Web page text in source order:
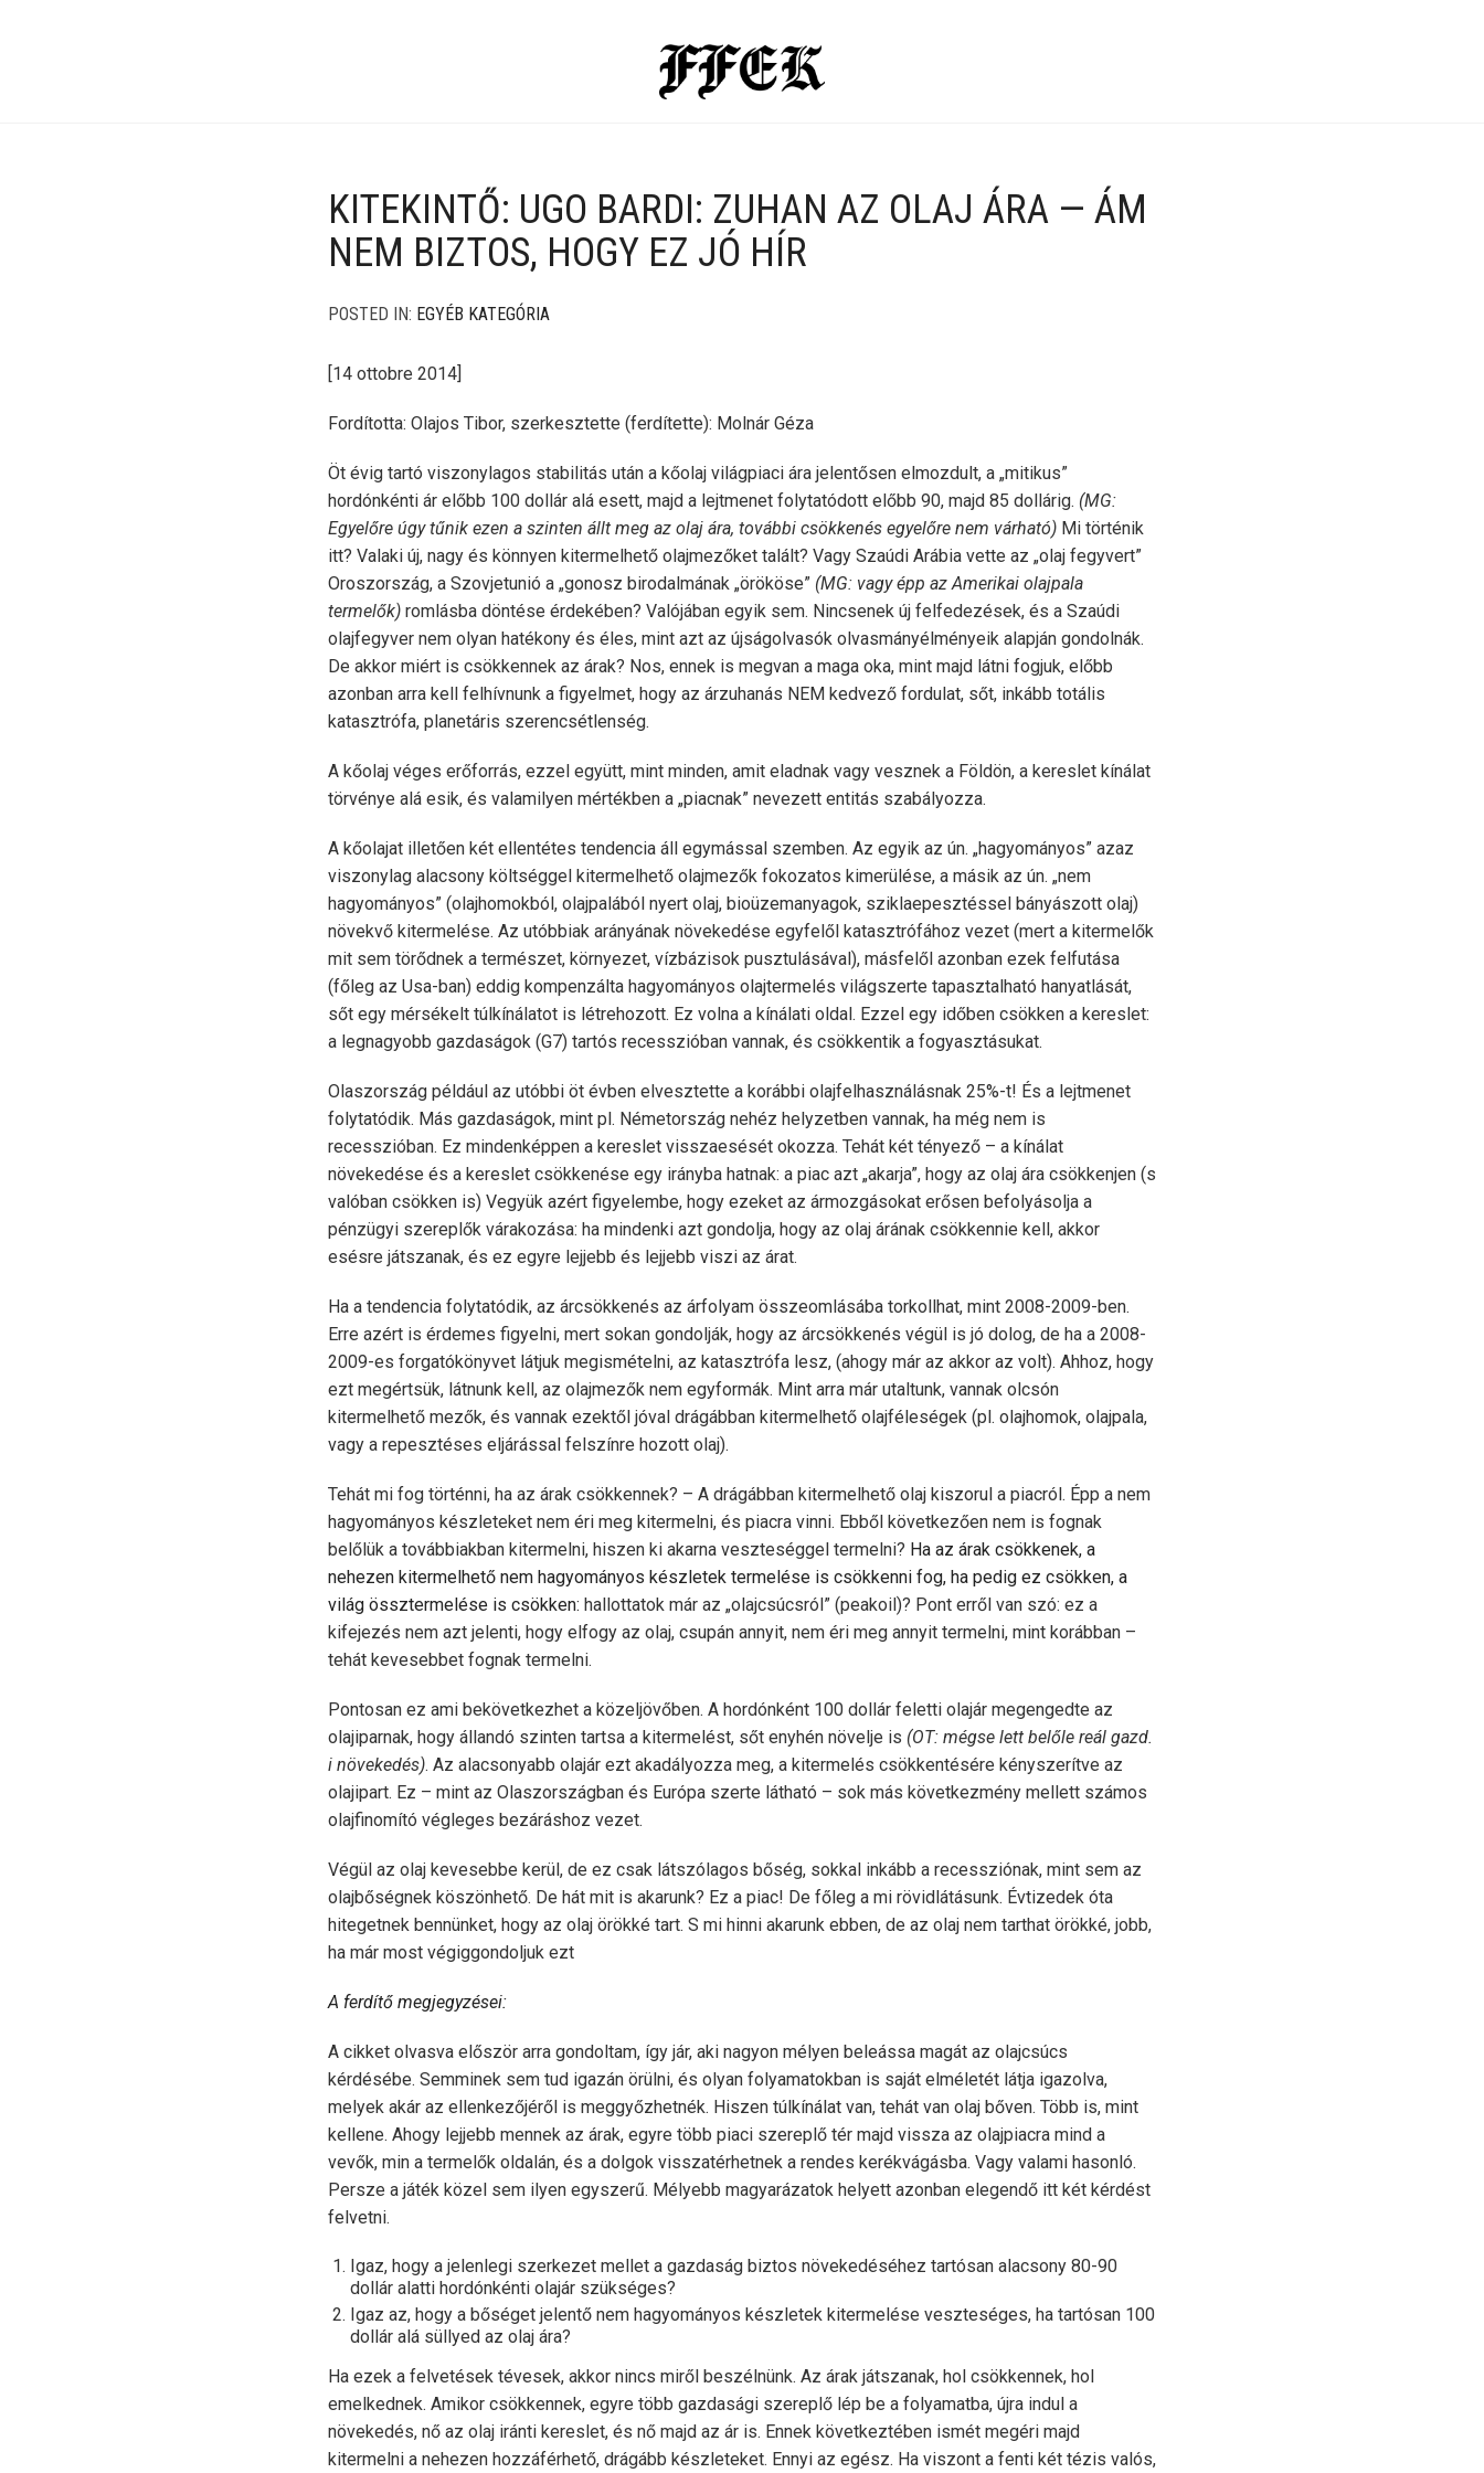
KITEKINTŐ: UGO BARDI: ZUHAN AZ OLAJ ÁRA — ÁM
NEM BIZTOS, HOGY EZ JÓ HÍR
POSTED IN: EGYÉB KATEGÓRIA
[14 ottobre 2014]
Fordította: Olajos Tibor, szerkesztette (ferdítette): Molnár Géza
Öt évig tartó viszonylagos stabilitás után a kőolaj világpiaci ára jelentősen elmozdult, a „mitikus”
hordónkénti ár előbb 100 dollár alá esett, majd a lejtmenet folytatódott előbb 90, majd 85 dollárig. (MG:
Egyelőre úgy tűnik ezen a szinten állt meg az olaj ára, további csökkenés egyelőre nem várható) Mi történik
itt? Valaki új, nagy és könnyen kitermelhető olajmezőket talált? Vagy Szaúdi Arábia vette az „olaj fegyvert”
Oroszország, a Szovjetunió a „gonosz birodalmának „örököse” (MG: vagy épp az Amerikai olajpala
termelők) romlásba döntése érdekében? Valójában egyik sem. Nincsenek új felfedezések, és a Szaúdi
olajfegyver nem olyan hatékony és éles, mint azt az újságolvasók olvasmányélményeik alapján gondolnák.
De akkor miért is csökkennek az árak? Nos, ennek is megvan a maga oka, mint majd látni fogjuk, előbb
azonban arra kell felhívnunk a figyelmet, hogy az árzuhanás NEM kedvező fordulat, sőt, inkább totális
katasztrófa, planetáris szerencsétlenség.
A kőolaj véges erőforrás, ezzel együtt, mint minden, amit eladnak vagy vesznek a Földön, a kereslet kínálat
törvénye alá esik, és valamilyen mértékben a „piacnak” nevezett entitás szabályozza.
A kőolajat illetően két ellentétes tendencia áll egymással szemben. Az egyik az ún. „hagyományos” azaz
viszonylag alacsony költséggel kitermelhető olajmezők fokozatos kimerülése, a másik az ún. „nem
hagyományos” (olajhomokból, olajpalából nyert olaj, bioüzemanyagok, sziklaepesztéssel bányászott olaj)
növekvő kitermelése. Az utóbbiak arányának növekedése egyfelől katasztrófához vezet (mert a kitermelők
mit sem törődnek a természet, környezet, vízbázisok pusztulásával), másfelől azonban ezek felfutása
(főleg az Usa-ban) eddig kompenzálta hagyományos olajtermelés világszerte tapasztalható hanyatlását,
sőt egy mérsékelt túlkínálatot is létrehozott. Ez volna a kínálati oldal. Ezzel egy időben csökken a kereslet:
a legnagyobb gazdaságok (G7) tartós recesszióban vannak, és csökkentik a fogyasztásukat.
Olaszország például az utóbbi öt évben elvesztette a korábbi olajfelhasználásnak 25%-t! És a lejtmenet
folytatódik. Más gazdaságok, mint pl. Németország nehéz helyzetben vannak, ha még nem is
recesszióban. Ez mindenképpen a kereslet visszaesését okozza. Tehát két tényező – a kínálat
növekedése és a kereslet csökkenése egy irányba hatnak: a piac azt „akarja”, hogy az olaj ára csökkenjen (s
valóban csökken is) Vegyük azért figyelembe, hogy ezeket az ármozgásokat erősen befolyásolja a
pénzügyi szereplők várakozása: ha mindenki azt gondolja, hogy az olaj árának csökkennie kell, akkor
esésre játszanak, és ez egyre lejjebb és lejjebb viszi az árat.
Ha a tendencia folytatódik, az árcsökkenés az árfolyam összeomlásába torkollhat, mint 2008-2009-ben.
Erre azért is érdemes figyelni, mert sokan gondolják, hogy az árcsökkenés végül is jó dolog, de ha a 2008-
2009-es forgatókönyvet látjuk megismételni, az katasztrófa lesz, (ahogy már az akkor az volt). Ahhoz, hogy
ezt megértsük, látnunk kell, az olajmezők nem egyformák. Mint arra már utaltunk, vannak olcsón
kitermelhető mezők, és vannak ezektől jóval drágábban kitermelhető olajféleségek (pl. olajhomok, olajpala,
vagy a repesztéses eljárással felszínre hozott olaj).
Tehát mi fog történni, ha az árak csökkennek? – A drágábban kitermelhető olaj kiszorul a piacról. Épp a nem
hagyományos készleteket nem éri meg kitermelni, és piacra vinni. Ebből következően nem is fognak
belőlük a továbbiakban kitermelni, hiszen ki akarna veszteséggel termelni? Ha az árak csökkenek, a
nehezen kitermelhető nem hagyományos készletek termelése is csökkenni fog, ha pedig ez csökken, a
világ össztermelése is csökken: hallottatok már az „olajcsúcsról” (peakoil)? Pont erről van szó: ez a
kifejezés nem azt jelenti, hogy elfogy az olaj, csupán annyit, nem éri meg annyit termelni, mint korábban –
tehát kevesebbet fognak termelni.
Pontosan ez ami bekövetkezhet a közeljövőben. A hordónként 100 dollár feletti olajár megengedte az
olajiparnak, hogy állandó szinten tartsa a kitermelést, sőt enyhén növelje is (OT: mégse lett belőle reál gazd.
i növekedés). Az alacsonyabb olajár ezt akadályozza meg, a kitermelés csökkentésére kényszerítve az
olajipart. Ez – mint az Olaszországban és Európa szerte látható – sok más következmény mellett számos
olajfinomító végleges bezáráshoz vezet.
Végül az olaj kevesebbe kerül, de ez csak látszólagos bőség, sokkal inkább a recessziónak, mint sem az
olajbőségnek köszönhető. De hát mit is akarunk? Ez a piac! De főleg a mi rövidlátásunk. Évtizedek óta
hitegetnek bennünket, hogy az olaj örökké tart. S mi hinni akarunk ebben, de az olaj nem tarthat örökké, jobb,
ha már most végiggondoljuk ezt
A ferdítő megjegyzései:
A cikket olvasva először arra gondoltam, így jár, aki nagyon mélyen beleássa magát az olajcsúcs
kérdésébe. Semminek sem tud igazán örülni, és olyan folyamatokban is saját elméletét látja igazolva,
melyek akár az ellenkezőjéről is meggyőzhetnék. Hiszen túlkínálat van, tehát van olaj bőven. Több is, mint
kellene. Ahogy lejjebb mennek az árak, egyre több piaci szereplő tér majd vissza az olajpiacra mind a
vevők, min a termelők oldalán, és a dolgok visszatérhetnek a rendes kerékvágásba. Vagy valami hasonló.
Persze a játék közel sem ilyen egyszerű. Mélyebb magyarázatok helyett azonban elegendő itt két kérdést
felvetni.
Igaz, hogy a jelenlegi szerkezet mellet a gazdaság biztos növekedéséhez tartósan alacsony 80-90
dollár alatti hordónkénti olajár szükséges?
Igaz az, hogy a bőséget jelentő nem hagyományos készletek kitermelése veszteséges, ha tartósan 100
dollár alá süllyed az olaj ára?
Ha ezek a felvetések tévesek, akkor nincs miről beszélnünk. Az árak játszanak, hol csökkennek, hol
emelkednek. Amikor csökkennek, egyre több gazdasági szereplő lép be a folyamatba, újra indul a
növekedés, nő az olaj iránti kereslet, és nő majd az ár is. Ennek következtében ismét megéri majd
kitermelni a nehezen hozzáférhető, drágább készleteket. Ennyi az egész. Ha viszont a fenti két tézis valós,